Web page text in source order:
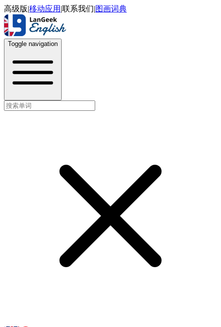
高级版|移动应用 |联系我们|图画词典
Toggle navigation